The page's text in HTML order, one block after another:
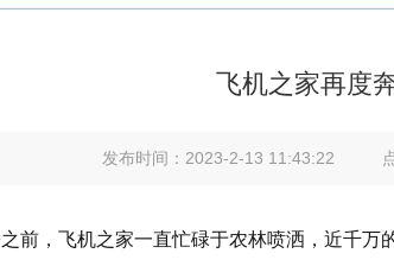
飞机之家再度
发布时间： 2023-2-13 11:43:22
前，飞机之家一直忙碌于农林喷洒，近千